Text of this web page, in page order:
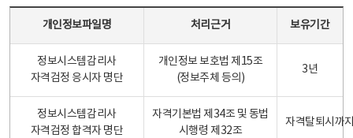
개인정보파일명 처리근거 보유기간
정보시스템감리사
자격검정 응시자 명단
개인정보 보호법 제15조
(정보주체 등의)
3년
정보시스템감리사
자격검정 합격자 명단
자격기본법 제34조 및 동법
시행령 제32조
자격탈퇴시까